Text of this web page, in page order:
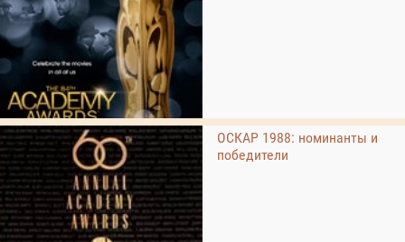
ОСКАР 1988: номинанты и
победители